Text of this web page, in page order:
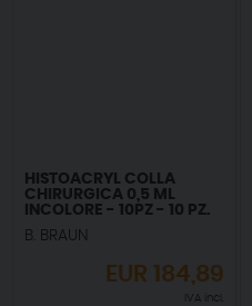
HISTOACRYL COLLA
CHIRURGICA 0,5 ML
INCOLORE - 10PZ - 10 PZ.
B. BRAUN
EUR184,89
IVA incl.